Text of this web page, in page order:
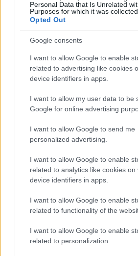
Personal Data that Is Unrelated
Purposes for which it was collected.
Opted Out
Google consents
I want to allow Google to enable
related to advertising like cookies
device identifiers in apps.
I want to allow my user data to be
Google for online advertising
I want to allow Google to send me
personalized advertising.
I want to allow Google to enable
related to analytics like cookies on
device identifiers in apps.
I want to allow Google to enable
related to functionality of the
I want to allow Google to enable
related to personalization.
ΤΟΠΙΚΑ ΝΕΑ
Η Μένη Μαλλιώρη για τις
Αγίου Στεφάνου: «Ταχεία
μειωθούν οι θάνατοι»